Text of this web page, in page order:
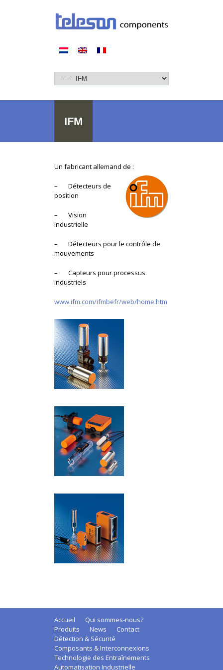
IFM
Un fabricant allemand de :
– Détecteurs de
position
– Vision
industrielle
– Détecteurs pour le contrôle de
mouvements
– Capteurs pour processus
industriels
www.ifm.com/ifmbefr/web/home.htm
Accueil
Qui sommes-nous?
Produits
News
Contact
Détection & Sécurité
Composants & Interconnexions
Technologie des Entraînements
Automatisation Industrielle